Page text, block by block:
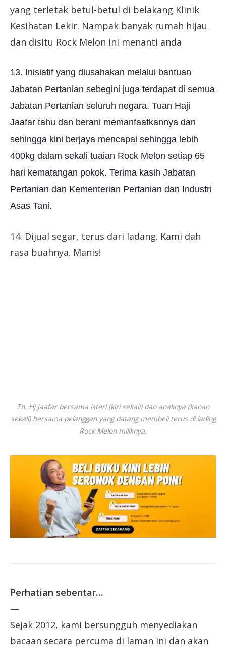
yang terletak betul-betul di belakang Klinik
Kesihatan Lekir. Nampak banyak rumah hijau
dan disitu Rock Melon ini menanti anda
13. Inisiatif yang diusahakan melalui bantuan
Jabatan Pertanian sebegini juga terdapat di semua
Jabatan Pertanian seluruh negara. Tuan Haji
Jaafar tahu dan berani memanfaatkannya dan
sehingga kini berjaya mencapai sehingga lebih
400kg dalam sekali tuaian Rock Melon setiap 65
hari kematangan pokok. Terima kasih Jabatan
Pertanian dan Kementerian Pertanian dan Industri
Asas Tani.
14. Dijual segar, terus dari ladang. Kami dah
rasa buahnya. Manis!
Tn. Hj Jaafar bersama isteri (kiri sekali) dan anaknya (kanan
sekali) bersama pelanggan yang datang membeli terus di lading
Rock Melon miliknya.
Perhatian sebentar…
—
Sejak 2012, kami bersungguh menyediakan
bacaan secara percuma di laman ini dan akan